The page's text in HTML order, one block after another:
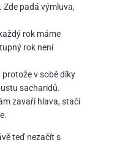
padá výmluva,
rok máme
rok není
protože v sobě díky
sacharidů.
zavaří hlava, stačí
teď nezačít s